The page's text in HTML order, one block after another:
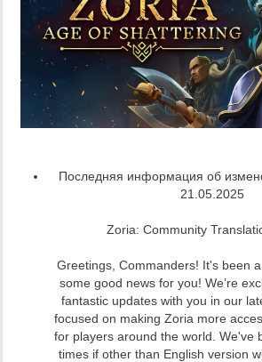
Последняя информация об
21.05.2025
Zoria: Community
Greetings, Commanders! It's been
some good news for you! We’re
fantastic updates with you in our
focused on making Zoria more
for players around the world. We've
times if other than English version